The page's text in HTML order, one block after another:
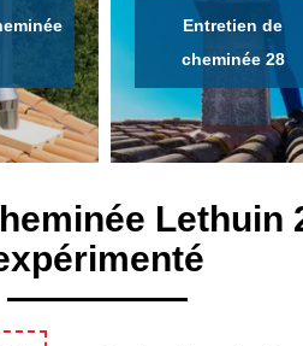
Entretien de
cheminée 28
Lethuin